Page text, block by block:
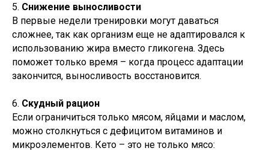
5. Снижение выносливости
В первые недели тренировки могут даваться
сложнее, так как организм еще не адаптировался к
использованию жира вместо гликогена. Здесь
поможет только время – когда процесс адаптации
закончится, выносливость восстановится.
6. Скудный рацион
Если ограничиться только мясом, яйцами и маслом,
можно столкнуться с дефицитом витаминов и
микроэлементов. Кето – это не только мясо: